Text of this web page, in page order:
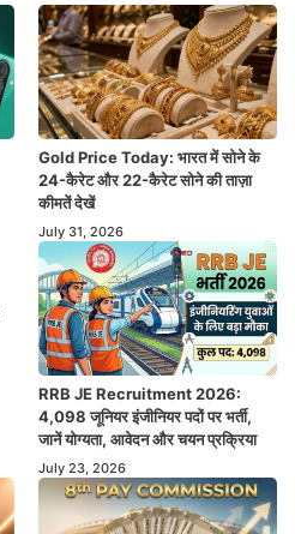
Gold Price Today: भारत में सोने के
24-कैरेट और 22-कैरेट सोने की ताज़ा
कीमतें देखें
July 31, 2026
RRB JE Recruitment 2026:
4,098 जूनियर इंजीनियर पदों पर भर्ती,
जानें योग्यता, आवेदन और चयन प्रक्रिया
July 23, 2026